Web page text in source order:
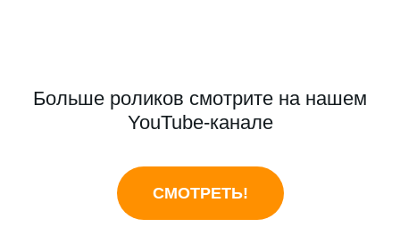
Больше роликов смотрите на нашем
YouTube-канале
СМОТРЕТЬ!